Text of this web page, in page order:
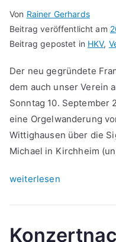
Von Rainer Gerhards
Beitrag veröffentlicht am
Beitrag gepostet in HKV,
Der neu gegründete
dem auch unser Verein
Sonntag 10. September
eine Orgelwanderung
Wittighausen über die
Michael in Kirchheim
„Einladung
des
weiterlesen